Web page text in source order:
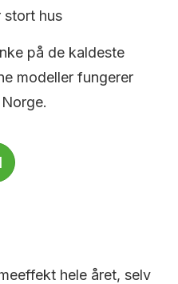
stort hus
på de kaldeste
modeller fungerer
hele året, selv